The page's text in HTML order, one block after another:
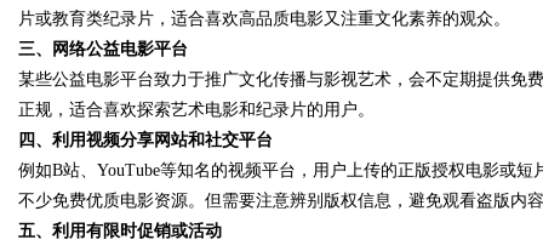
!
片或教育类纪录片，适合喜欢高品质电影又注重文化素养的观众。
三、网络公益电影平台
某些公益电影平台致力于推广文化传播与影视艺术，会不定期提供免
正规，适合喜欢探索艺术电影和纪录片的用户。
四、利用视频分享网站和社交平台
例如B站、YouTube等知名的视频平台，用户上传的正版授权电影或
不少免费优质电影资源。但需要注意辨别版权信息，避免观看盗版内
五、利用有限时促销或活动